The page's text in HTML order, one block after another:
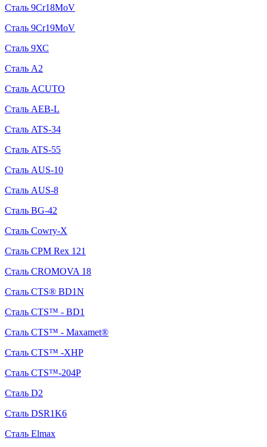
Сталь 9Cr18MoV
Сталь 9Cr19MoV
Сталь 9ХС
Сталь A2
Сталь ACUTO
Сталь AEB-L
Сталь ATS-34
Сталь ATS-55
Сталь AUS-10
Сталь AUS-8
Сталь BG-42
Сталь Cowry-X
Сталь CPM Rex 121
Сталь CROMOVA 18
Сталь CTS® BD1N
Сталь CTS™ - BD1
Сталь CTS™ - Maxamet®
Сталь CTS™ -XHP
Сталь CTS™-204P
Сталь D2
Сталь DSR1K6
Сталь Elmax